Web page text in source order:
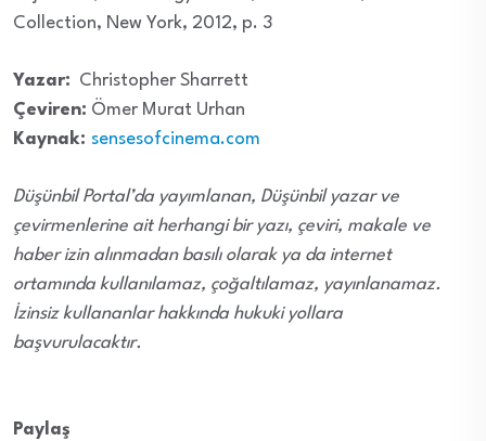
Collection, New York, 2012, p. 3
Yazar: Christopher Sharrett
Çeviren: Ömer Murat Urhan
Kaynak: sensesofcinema.com
Düşünbil Portal’da yayımlanan, Düşünbil yazar ve
çevirmenlerine ait herhangi bir yazı, çeviri, makale ve
haber izin alınmadan basılı olarak ya da internet
ortamında kullanılamaz, çoğaltılamaz, yayınlanamaz.
İzinsiz kullananlar hakkında hukuki yollara
başvurulacaktır.
Paylaş